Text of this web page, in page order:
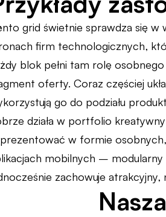
grid świetnie sprawdza się
firm technologicznych,
blok pełni tam rolę
oferty. Coraz częściej
go do podziału
działa w portfolio
w formie
mobilnych – modularny
zachowuje